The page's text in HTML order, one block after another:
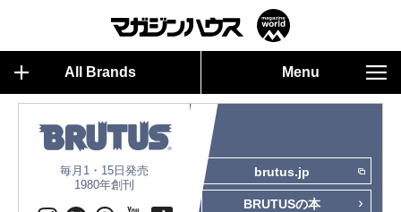
All Brands Menu
毎月1・15日発売
1980年創刊
brutus.jp
BRUTUSの本